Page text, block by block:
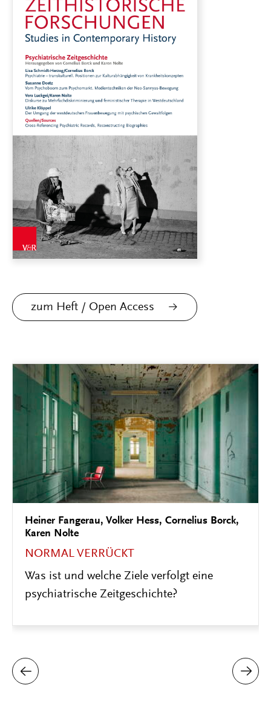
zum Heft / Open Access
Lisa Schmidt-Herzog, Cornelius Borck
Positionen zur Kulturabhängigkeit von
Krankheitskonzepten in den 1970er-Jahren